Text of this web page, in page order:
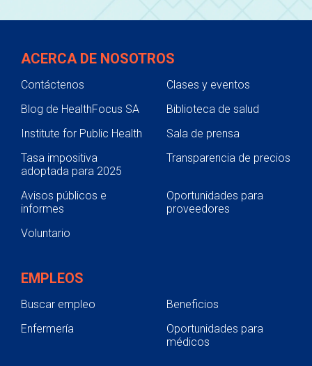
ACERCA DE NOSOTROS
Contáctenos
Clases y eventos
Blog de HealthFocus SA
Biblioteca de salud
Institute for Public Health
Sala de prensa
Tasa impositiva
adoptada para 2025
Transparencia de precios
Avisos públicos e
informes
Oportunidades para
proveedores
Voluntario
EMPLEOS
Buscar empleo
Beneficios
Enfermería
Oportunidades para
médicos